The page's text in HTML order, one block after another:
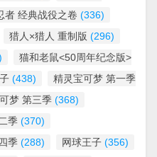
者 经典战役之卷 (336)
猎人×猎人 重制版 (296)
猫和老鼠<50周年纪念版>
(438)
精灵宝可梦 第一季
梦 第三季 (368)
季 (370)
季 (288) 网球王子 (356)